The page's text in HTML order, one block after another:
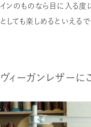
インのものなら目に入る度
としても楽しめるといえるで
ヴィーガンレザー